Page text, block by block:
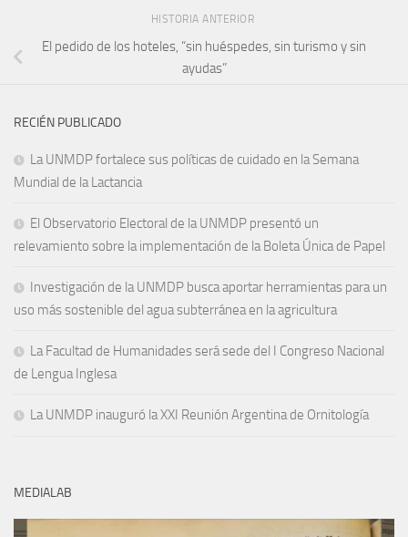
HISTORIA ANTERIOR
El pedido de los hoteles, “sin huéspedes, sin turismo y sin
ayudas”
RECIÉN PUBLICADO
La UNMDP fortalece sus políticas de cuidado en la Semana
Mundial de la Lactancia
El Observatorio Electoral de la UNMDP presentó un
relevamiento sobre la implementación de la Boleta Única de Papel
Investigación de la UNMDP busca aportar herramientas para un
uso más sostenible del agua subterránea en la agricultura
La Facultad de Humanidades será sede del I Congreso Nacional
de Lengua Inglesa
La UNMDP inauguró la XXI Reunión Argentina de Ornitología
MEDIALAB